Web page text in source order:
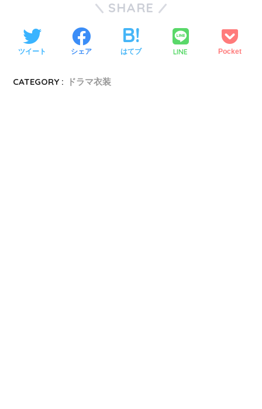
SHARE
ツイート シェア はてブ LINE Pocket
CATEGORY : ドラマ衣装